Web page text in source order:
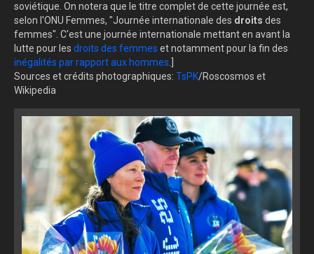
soviétique. On notera que le titre complet de cette journée est,
selon l'ONU Femmes, "Journée internationale des droits des
femmes". C'est une journée internationale mettant en avant la
lutte pour les droits des femmes et notamment pour la fin des
inégalités par rapport aux hommes.]
Sources et crédits photographiques: TsPK/Roscosmos et
Wikipedia